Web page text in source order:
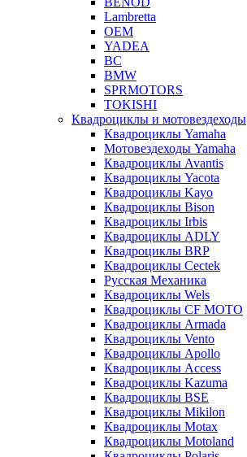
Lambretta
OEM
YADEA
BC
BMW
SPRMOTORS
TOKISHI
Квадроциклы и мотовездеходы
Квадроциклы Yamaha
Мотовездеходы Yamaha
Квадроциклы Avantis
Квадроциклы Yacota
Квадроциклы Kayo
Квадроциклы Bison
Квадроциклы Irbis
Квадроциклы ADLY
Квадроциклы BRP
Квадроциклы Cectek
Русская Механика
Квадроциклы Wels
Квадроциклы CF MOTO
Квадроциклы Armada
Квадроциклы Vento
Квадроциклы Apollo
Квадроциклы Access
Квадроциклы Kazuma
Квадроциклы BSE
Квадроциклы Mikilon
Квадроциклы Motax
Квадроциклы Motoland